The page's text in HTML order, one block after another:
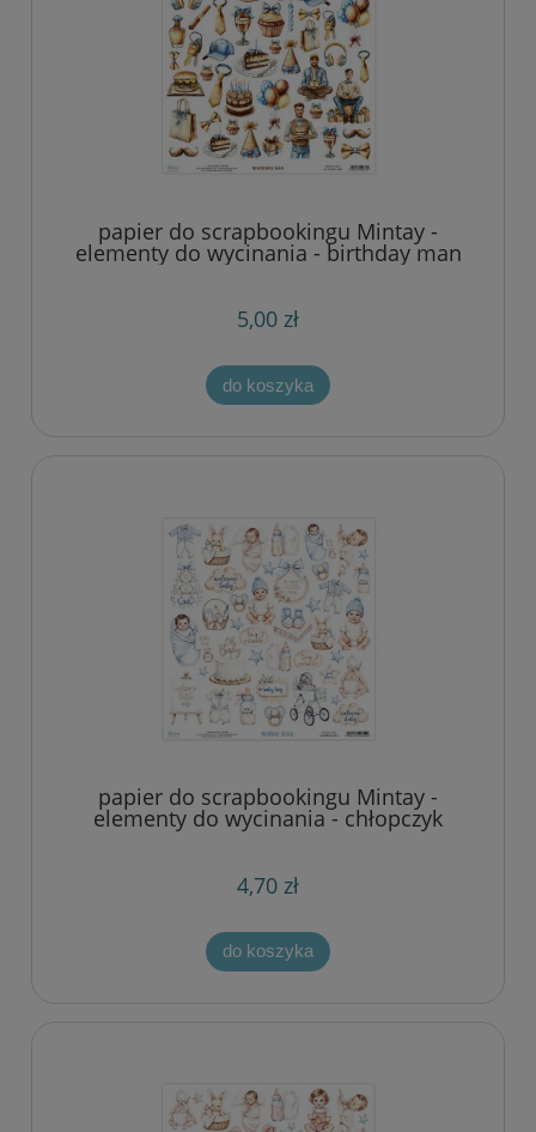
papier do scrapbookingu Mintay -
elementy do wycinania - birthday man
5,00 zł
do koszyka
papier do scrapbookingu Mintay -
elementy do wycinania - chłopczyk
4,70 zł
do koszyka